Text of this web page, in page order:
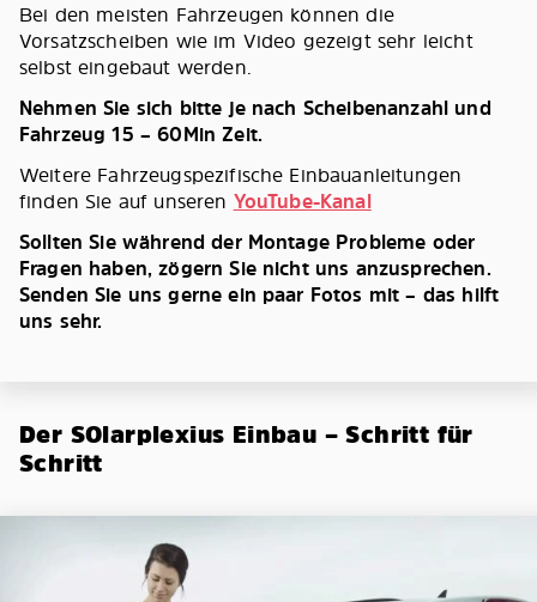
Bei den meisten Fahrzeugen können die
Vorsatzscheiben wie im Video gezeigt sehr leicht
selbst eingebaut werden.
Nehmen Sie sich bitte je nach Scheibenanzahl und
Fahrzeug 15 – 60Min Zeit.
Weitere Fahrzeugspezifische Einbauanleitungen
finden Sie auf unseren YouTube-Kanal
Sollten Sie während der Montage Probleme oder
Fragen haben, zögern Sie nicht uns anzusprechen.
Senden Sie uns gerne ein paar Fotos mit – das hilft
uns sehr.
Der SOlarplexius Einbau – Schritt für
Schritt